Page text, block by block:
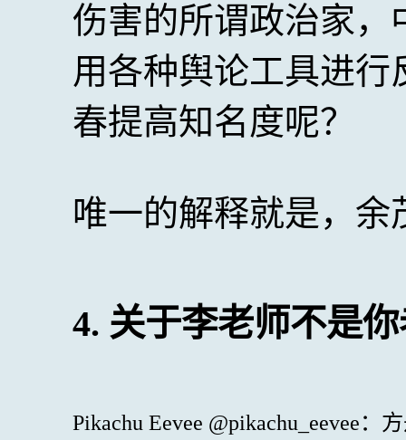
伤害的所谓政治家
用各种舆论工具进
春提高知名度呢？
唯一的解释就是，
4. 关于李老师不是
Pikachu Eevee @pikachu_eevee